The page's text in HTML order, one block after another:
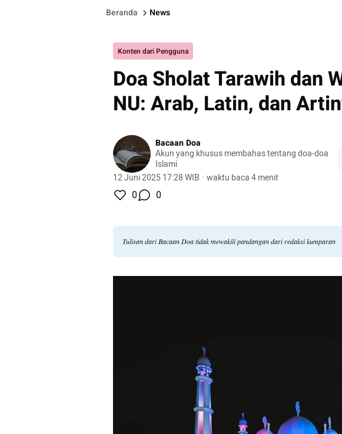
Beranda News
Konten dari Pengguna
Doa Sholat Tarawih dan
NU: Arab, Latin, dan
Bacaan Doa
Akun yang khusus membahas tentang doa-doa
Islami
12 Juni 2025 17:28 WIB · waktu baca 4 menit
0 0
Tulisan dari Bacaan Doa tidak mewakili pandangan dari redaksi kumparan